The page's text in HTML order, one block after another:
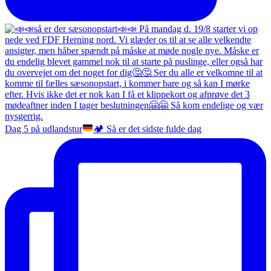
Dag 5 på udlandstur 🏕️ Så er det sidste fulde dag